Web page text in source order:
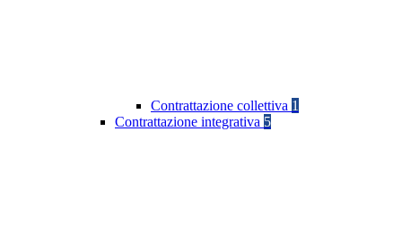
Contrattazione collettiva 1
Contrattazione integrativa 5